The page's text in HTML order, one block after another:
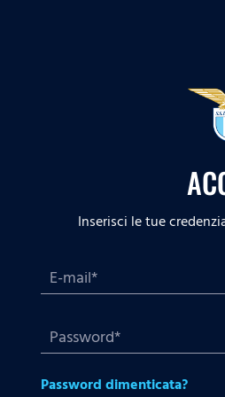
Inserisci le tue
Password dimenticata?